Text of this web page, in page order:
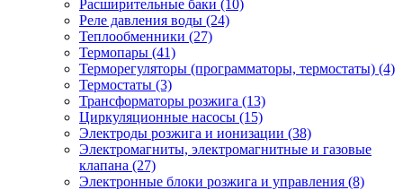
Расширительные баки (10)
Реле давления воды (24)
Теплообменники (27)
Термопары (41)
Терморегуляторы (программаторы, термостаты) (4)
Термостаты (3)
Трансформаторы розжига (13)
Циркуляционные насосы (15)
Электроды розжига и ионизации (38)
Электромагниты, электромагнитные и газовые
клапана (27)
Электронные блоки розжига и управления (8)